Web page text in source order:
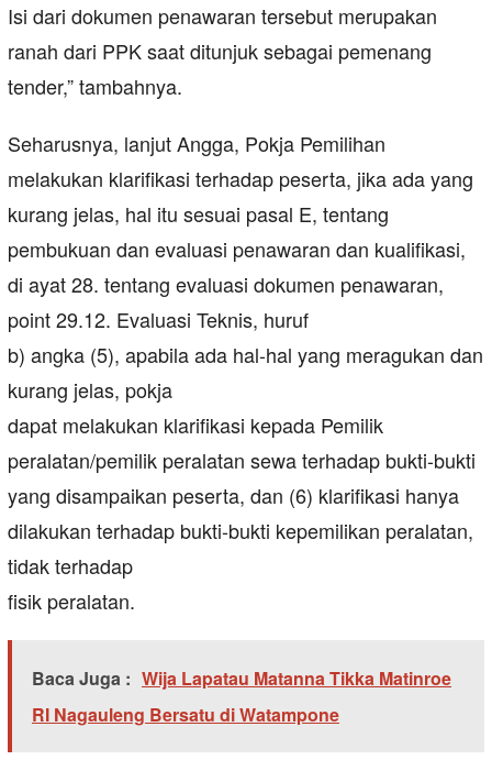
Isi dari dokumen penawaran tersebut merupakan
ranah dari PPK saat ditunjuk sebagai pemenang
tender,” tambahnya.
Seharusnya, lanjut Angga, Pokja Pemilihan
melakukan klarifikasi terhadap peserta, jika ada yang
kurang jelas, hal itu sesuai pasal E, tentang
pembukuan dan evaluasi penawaran dan kualifikasi,
di ayat 28. tentang evaluasi dokumen penawaran,
point 29.12. Evaluasi Teknis, huruf
b) angka (5), apabila ada hal-hal yang meragukan dan
kurang jelas, pokja
dapat melakukan klarifikasi kepada Pemilik
peralatan/pemilik peralatan sewa terhadap bukti-bukti
yang disampaikan peserta, dan (6) klarifikasi hanya
dilakukan terhadap bukti-bukti kepemilikan peralatan,
tidak terhadap
fisik peralatan.
Baca Juga : Wija Lapatau Matanna Tikka Matinroe
RI Nagauleng Bersatu di Watampone